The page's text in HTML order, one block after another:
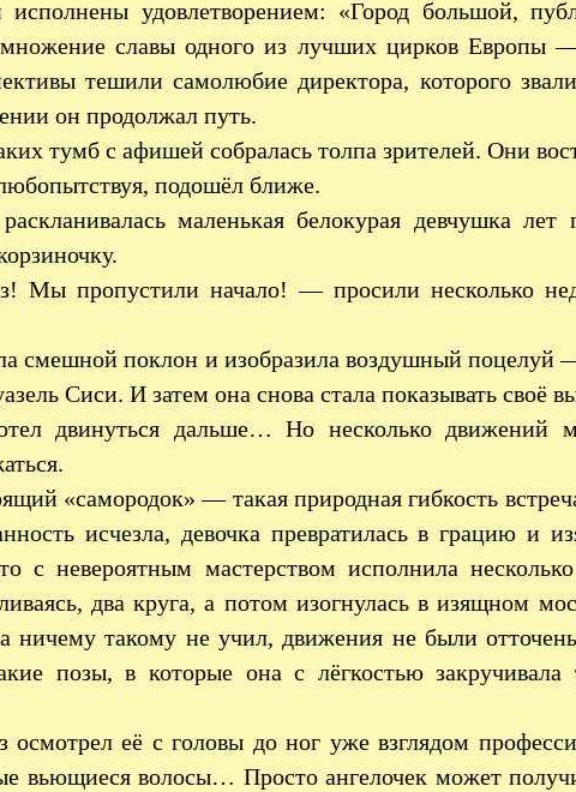
удовлетворением: «Город большой,
славы одного из лучших цирков Европы
тешили самолюбие директора, которого
он продолжал путь.
тумб с афишей собралась толпа зрителей. Они
подошёл ближе.
маленькая белокурая девчушка
Мы пропустили начало! — просили несколько
смешной поклон и изобразила воздушный поцелуй
Сиси. И затем она снова стала показывать своё
двинуться дальше… Но несколько движений
«самородок» — такая природная гибкость
исчезла, девочка превратилась в грацию и
с невероятным мастерством исполнила
два круга, а потом изогнулась в изящном
ничему такому не учил, движения не были
позы, в которые она с лёгкостью
осмотрел её с головы до ног уже взглядом
вьющиеся волосы… Просто ангелочек может